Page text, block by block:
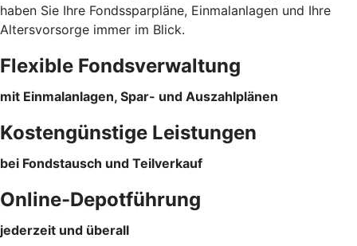
haben Sie Ihre Fondssparpläne, Einmalanlagen und Ihre
Altersvorsorge immer im Blick.
Flexible Fondsverwaltung
mit Einmalanlagen, Spar- und Auszahlplänen
Kostengünstige Leistungen
bei Fondstausch und Teilverkauf
Online-Depotführung
jederzeit und überall